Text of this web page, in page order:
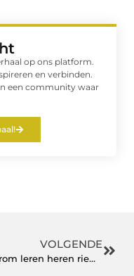
op ons platform.
en verbinden.
een community waar
VOLGENDE
Waarom leren heren riemen een tijdloze keuze blijven